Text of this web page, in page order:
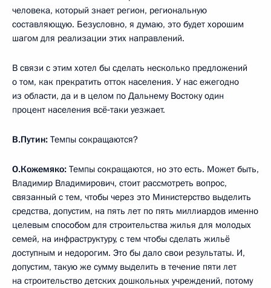
человека, который знает регион, региональную
составляющую. Безусловно, я думаю, это будет хорошим
шагом для реализации этих направлений.
В связи с этим хотел бы сделать несколько предложений
о том, как прекратить отток населения. У нас ежегодно
из области, да и в целом по Дальнему Востоку один
процент населения всё‑таки уезжает.
В.Путин: Темпы сокращаются?
О.Кожемяко: Темпы сокращаются, но это есть. Может быть,
Владимир Владимирович, стоит рассмотреть вопрос,
связанный с тем, чтобы через это Министерство выделить
средства, допустим, на пять лет по пять миллиардов именно
целевым способом для строительства жилья для молодых
семей, на инфраструктуру, с тем чтобы сделать жильё
доступным и недорогим. Это бы дало свои результаты. И,
допустим, такую же сумму выделить в течение пяти лет
на строительство детских дошкольных учреждений, потому